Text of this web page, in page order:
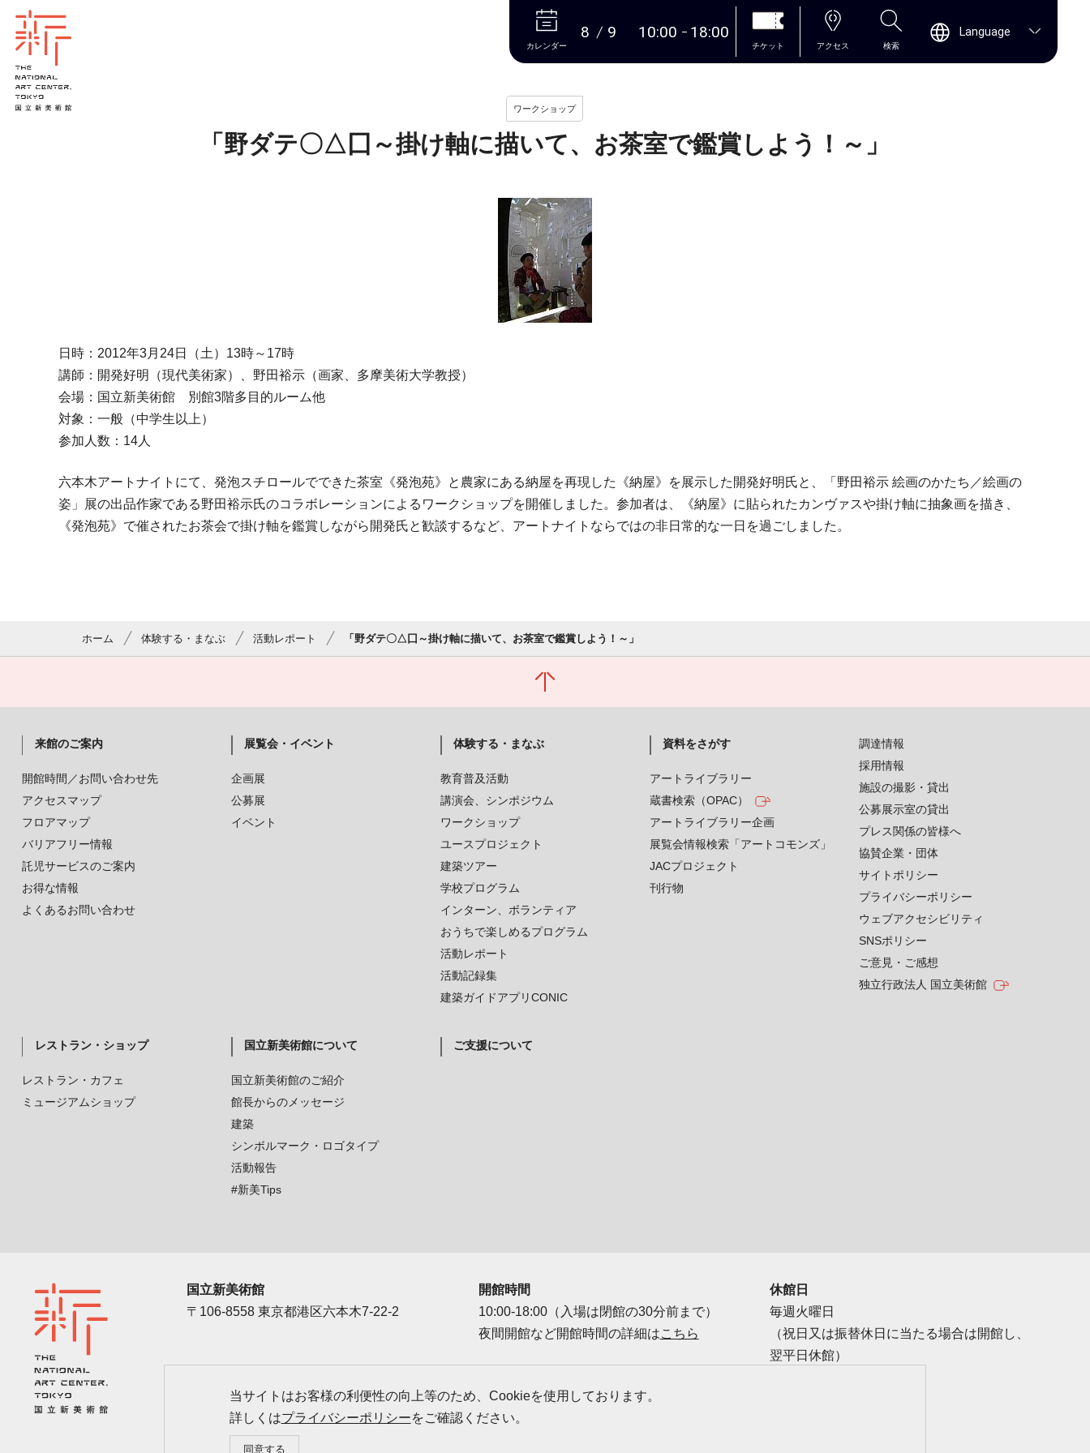
本文へ
当サイトはお客様の利便性の向上等のため、Cookieを使用しております。
詳しくはプライバシーポリシーをご確認ください。
同意する
カレンダー
8 9 10:00 18:00
チケット アクセス 検索
Language
ワークショップ
「野ダテ〇△囗～掛け軸に描いて、お茶室で鑑賞しよう！～」
日時：2012年3月24日（土）13時～17時
講師：開発好明（現代美術家）、野田裕示（画家、多摩美術大学教授）
会場：国立新美術館 別館3階多目的ルーム他
対象：一般（中学生以上）
参加人数：14人
六本木アートナイトにて、発泡スチロールでできた茶室《発泡苑》と農家にある納屋を再現した《納屋》を展示した開発好明氏と、「野田裕示 絵画のかたち／絵画の
姿」展の出品作家である野田裕示氏のコラボレーションによるワークショップを開催しました。参加者は、《納屋》に貼られたカンヴァスや掛け軸に抽象画を描き、
《発泡苑》で催されたお茶会で掛け軸を鑑賞しながら開発氏と歓談するなど、アートナイトならではの非日常的な一日を過ごしました。
ホーム 体験する・まなぶ 活動レポート 「野ダテ〇△囗～掛け軸に描いて、お茶室で鑑賞しよう！～」
来館のご案内
開館時間／お問い合わせ先
アクセスマップ
フロアマップ
バリアフリー情報
託児サービスのご案内
お得な情報
よくあるお問い合わせ
展覧会・イベント
企画展
公募展
イベント
体験する・まなぶ
教育普及活動
講演会、シンポジウム
ワークショップ
ユースプロジェクト
建築ツアー
学校プログラム
インターン、ボランティア
おうちで楽しめるプログラム
活動レポート
活動記録集
建築ガイドアプリCONIC
資料をさがす
アートライブラリー
蔵書検索（OPAC）
アートライブラリー企画
展覧会情報検索「アートコモンズ」
JACプロジェクト
刊行物
レストラン・ショップ
レストラン・カフェ
ミュージアムショップ
国立新美術館について
国立新美術館のご紹介
館長からのメッセージ
建築
シンボルマーク・ロゴタイプ
活動報告
#新美Tips
ご支援について
調達情報
採用情報
施設の撮影・貸出
公募展示室の貸出
プレス関係の皆様へ
協賛企業・団体
サイトポリシー
プライバシーポリシー
ウェブアクセシビリティ
SNSポリシー
ご意見・ご感想
独立行政法人 国立美術館
国立新美術館
〒106-8558 東京都港区六本木7-22-2
開館時間
10:00-18:00（入場は閉館の30分前まで）
夜間開館など開館時間の詳細はこちら
休館日
毎週火曜日
（祝日又は振替休日に当たる場合は開館し、
翌平日休館）
アクセス カレンダー